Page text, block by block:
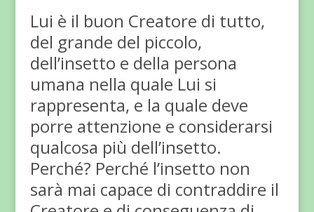
Lui è il buon Creatore di tutto,
del grande del piccolo,
dell’insetto e della persona
umana nella quale Lui si
rappresenta, e la quale deve
porre attenzione e considerarsi
qualcosa più dell’insetto.
Perché? Perché l’insetto non
sarà mai capace di contraddire il